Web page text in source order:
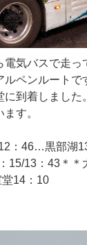
気バスで走っ
ペンルートで
到着しました
す。
：46…黒部湖
15/13：43＊＊
14：10